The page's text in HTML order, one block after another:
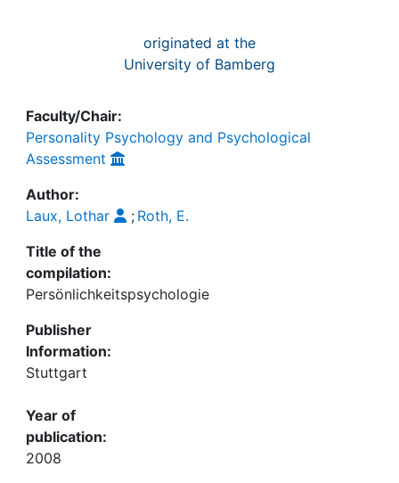
originated at the
University of Bamberg
Faculty/Chair:
Personality Psychology and Psychological
Assessment
Author:
Laux, Lothar
; Roth, E.
Title of the
compilation:
Persönlichkeitspsychologie
Publisher
Information:
Stuttgart
Year of
publication:
2008